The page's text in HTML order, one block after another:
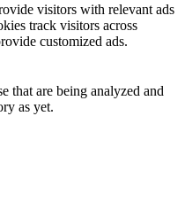
visitors with relevant ads
track visitors across
customized ads.
that are being analyzed and
as yet.